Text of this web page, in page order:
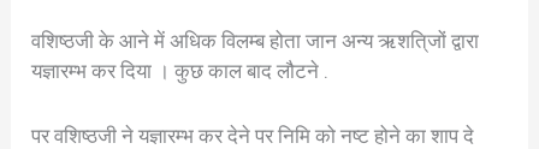
वशिष्ठजी के आने में अधिक विलम्ब होता जान अन्य ऋशति्जों द्वारा
यज्ञारम्भ कर दिया । कुछ काल बाद लौटने .
पर वशिष्ठजी ने यज्ञारम्भ कर देने पर निमि को नष्ट होने का शाप दे